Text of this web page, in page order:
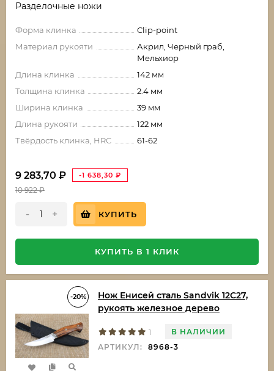
Разделочные ножи
Форма клинка
Clip-point
Материал рукояти
Акрил, Черный граб,
Мельхиор
Длина клинка
142 мм
Толщина клинка
2.4 мм
Ширина клинка
39 мм
Длина рукояти
122 мм
Твёрдость клинка, HRC
61-62
9 283,70 ₽ -1 638,30 ₽
10 922₽
- + КУПИТЬ
КУПИТЬ В 1 КЛИК
-20%
Нож Енисей сталь Sandvik 12C27,
рукоять железное дерево
1
В НАЛИЧИИ
АРТИКУЛ:
8968-3